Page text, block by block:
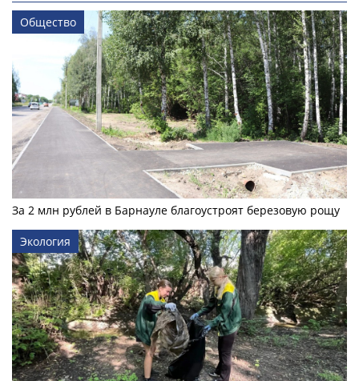
Общество
За 2 млн рублей в Барнауле благоустроят березовую рощу
Экология